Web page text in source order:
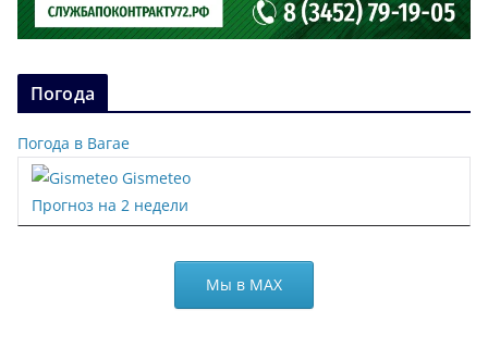
Погода
Погода в Вагае
Gismeteo
Прогноз на 2 недели
Мы в МАХ